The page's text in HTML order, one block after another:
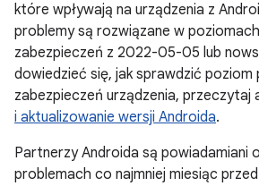
które wpływają na urządzenia z
problemy są rozwiązane w
zabezpieczeń z 2022-05-05 lub
dowiedzieć się, jak sprawdzić poziom
zabezpieczeń urządzenia, przeczytaj
i aktualizowanie wersji Androida.
Partnerzy Androida są powiadamiani
problemach co najmniej miesiąc